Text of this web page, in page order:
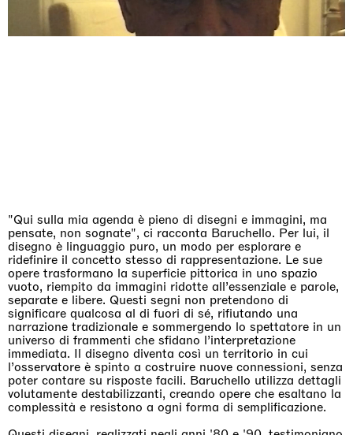
"Qui sulla mia agenda è pieno di disegni e immagini, ma
pensate, non sognate", ci racconta Baruchello. Per lui, il
disegno è linguaggio puro, un modo per esplorare e
ridefinire il concetto stesso di rappresentazione. Le sue
opere trasformano la superficie pittorica in uno spazio
vuoto, riempito da immagini ridotte all’essenziale e parole,
separate e libere. Questi segni non pretendono di
significare qualcosa al di fuori di sé, rifiutando una
narrazione tradizionale e sommergendo lo spettatore in un
universo di frammenti che sfidano l’interpretazione
immediata. Il disegno diventa così un territorio in cui
l’osservatore è spinto a costruire nuove connessioni, senza
poter contare su risposte facili. Baruchello utilizza dettagli
volutamente destabilizzanti, creando opere che esaltano la
complessità e resistono a ogni forma di semplificazione.